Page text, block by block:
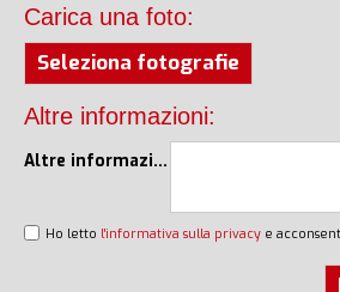
Carica una foto:
Seleziona fotografie
Altre informazioni:
Altre informazioni
Ho letto l'informativa sulla privacy e